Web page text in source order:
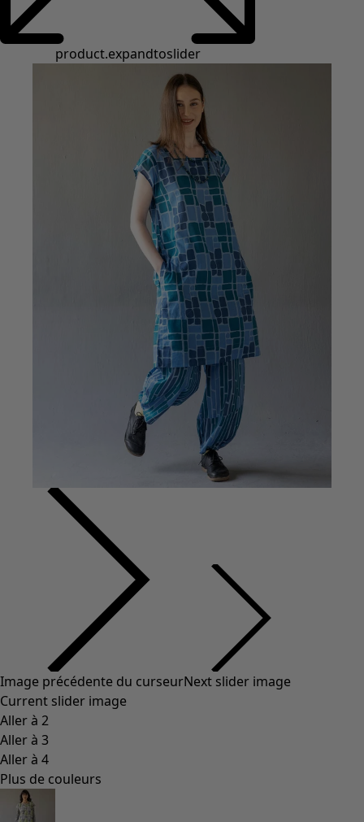
product.expandtoslider
Image précédente du curseurNext slider image
Current slider image
Aller à 2
Aller à 3
Aller à 4
Plus de couleurs